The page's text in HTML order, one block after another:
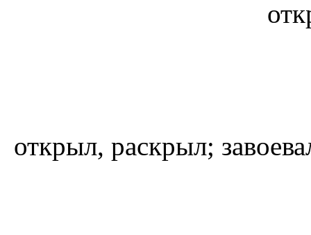
открыл, раскрыл;